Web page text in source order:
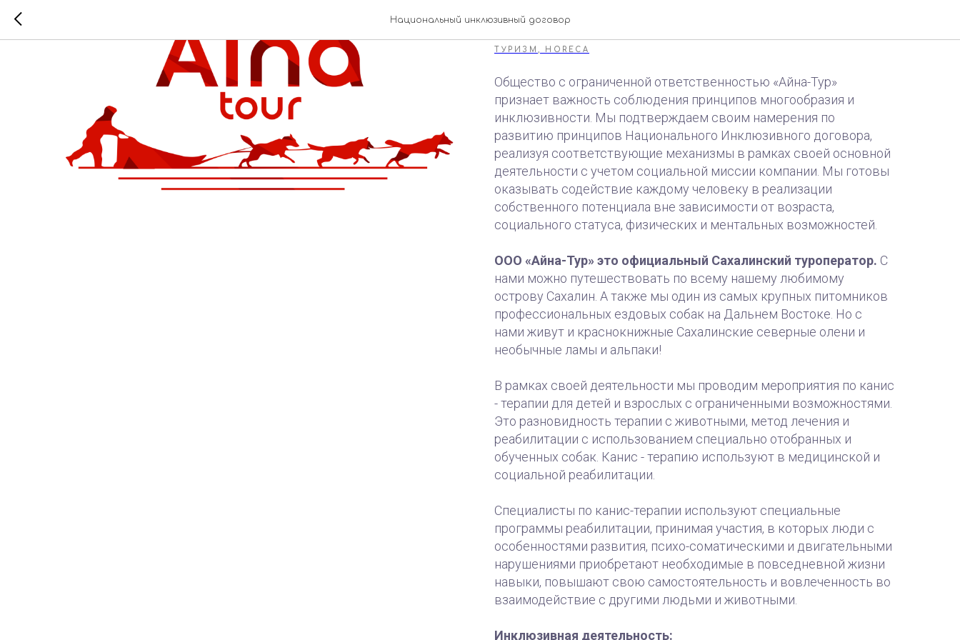
Национальный инклюзивный договорООО «Айна-Тур»
ТУРИЗМ, HORECA
Общество с ограниченной ответственностью «Айна-Тур»
признает важность соблюдения принципов многообразия и
инклюзивности. Мы подтверждаем своим намерения по
развитию принципов Национального Инклюзивного договора,
реализуя соответствующие механизмы в рамках своей основной
деятельности с учетом социальной миссии компании. Мы готовы
оказывать содействие каждому человеку в реализации
собственного потенциала вне зависимости от возраста,
социального статуса, физических и ментальных возможностей.
ООО «Айна-Тур» это официальный Сахалинский туроператор. С
нами можно путешествовать по всему нашему любимому
острову Сахалин. А также мы один из самых крупных питомников
профессиональных ездовых собак на Дальнем Востоке. Но с
нами живут и краснокнижные Сахалинские северные олени и
необычные ламы и альпаки!
В рамках своей деятельности мы проводим мероприятия по канис
- терапии для детей и взрослых с ограниченными возможностями.
Это разновидность терапии с животными, метод лечения и
реабилитации с использованием специально отобранных и
обученных собак. Канис - терапию используют в медицинской и
социальной реабилитации.
Специалисты по канис-терапии используют специальные
программы реабилитации, принимая участия, в которых люди с
особенностями развития, психо-соматическими и двигательными
нарушениями приобретают необходимые в повседневной жизни
навыки, повышают свою самостоятельность и вовлеченность во
взаимодействие с другими людьми и животными.
Инклюзивная деятельность: